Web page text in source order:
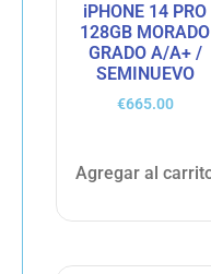
iPHONE 14 PRO
128GB MORADO
GRADO A/A+ /
SEMINUEVO
€665.00
Agregar al